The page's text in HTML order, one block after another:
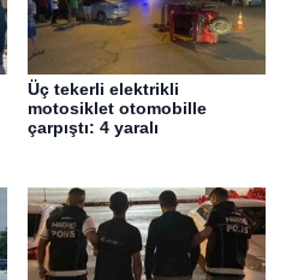
Üç tekerli elektrikli
motosiklet otomobille
çarpıştı: 4 yaralı